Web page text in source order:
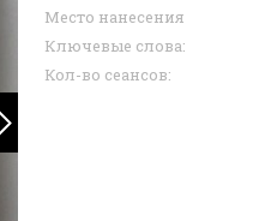
Место нанесения
Ключевые слова:
Кол-во сеансов: